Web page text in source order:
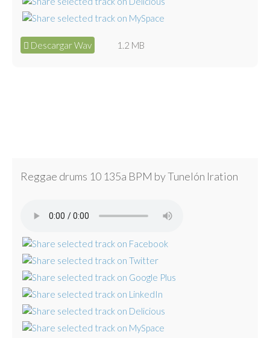
Descargar Wav 1.2 MB
Reggae drums 10 135a BPM by Tunelón Iration